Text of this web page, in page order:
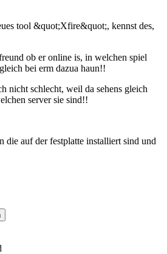
tool &quot;Xfire&quot;, kennst des,
ob er online is, in welchen spiel
bei erm dazua haun!!
nicht schlecht, weil da sehens gleich
server sie sind!!
die auf der festplatte installiert sind und